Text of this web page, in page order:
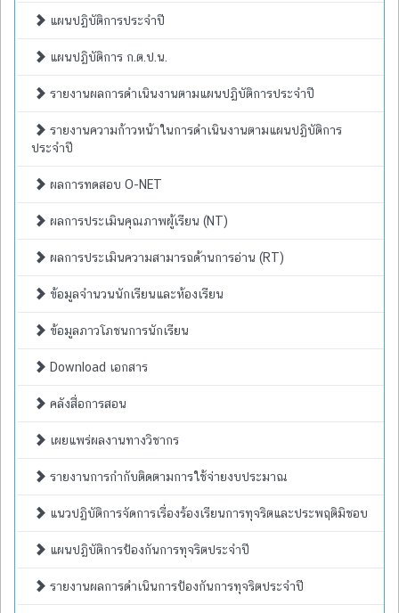
แผนปฏิบัติการประจำปี
แผนปฏิบัติการ ก.ต.ป.น.
รายงานผลการดำเนินงานตามแผนปฏิบัติการประจำปี
รายงานความก้าวหน้าในการดำเนินงานตามแผนปฏิบัติการ
ประจำปี
ผลการทดสอบ O-NET
ผลการประเมินคุณภาพผู้เรียน (NT)
ผลการประเมินความสามารถด้านการอ่าน (RT)
ข้อมูลจำนวนนักเรียนและห้องเรียน
ข้อมูลภาวโภชนการนักเรียน
Download เอกสาร
คลังสื่อการสอน
เผยแพร่ผลงานทางวิชากร
รายงานการกำกับติดตามการใช้จ่ายงบประมาณ
แนวปฏิบัติการจัดการเรื่องร้องเรียนการทุจริตและประพฤติมิชอบ
แผนปฏิบัติการป้องกันการทุจริตประจำปี
รายงานผลการดำเนินการป้องกันการทุจริตประจำปี